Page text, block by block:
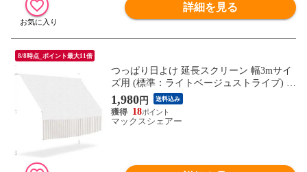
詳細を見る
8/8時点_ポイント最大11倍
つっぱり日よけ 延長スクリーン 幅3mサイ
ズ用 (標準：ライトベージュストライプ) 長
さ80cm つっぱり日よけスクリーン サンシ
ェード シェード オーニング ※延長用スク
リーンのみ/日よけ本体別売 送料無料
1,980円 送料込み
18
マックスシェアー